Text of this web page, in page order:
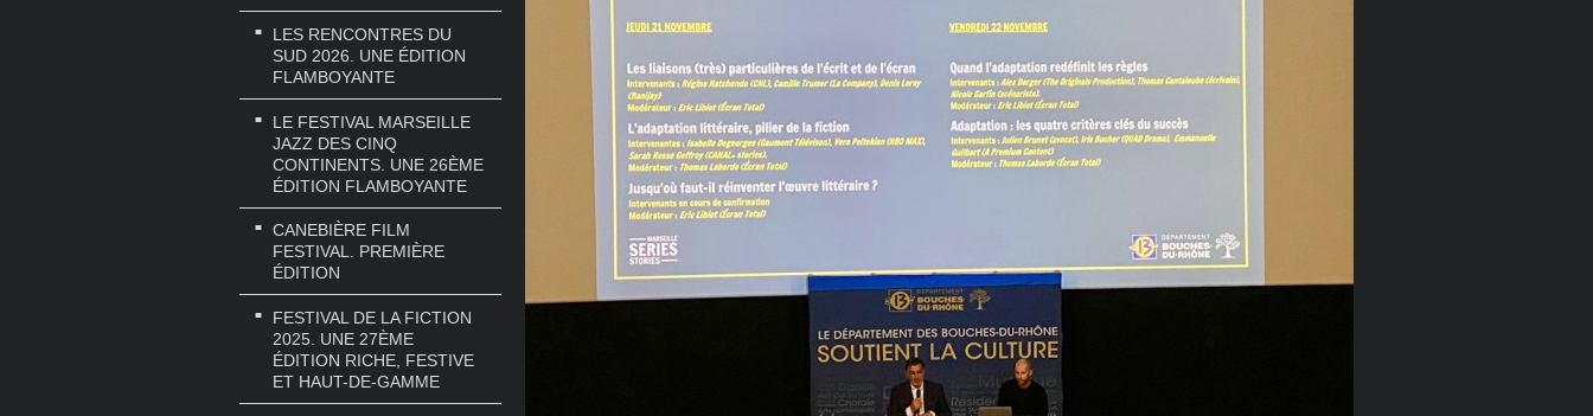
LES RENCONTRES DU
SUD 2026. UNE ÉDITION
FLAMBOYANTE
LE FESTIVAL MARSEILLE
JAZZ DES CINQ
CONTINENTS. UNE 26ÈME
ÉDITION FLAMBOYANTE
CANEBIÈRE FILM
FESTIVAL. PREMIÈRE
ÉDITION
FESTIVAL DE LA FICTION
2025. UNE 27ÈME
ÉDITION RICHE, FESTIVE
ET HAUT-DE-GAMME